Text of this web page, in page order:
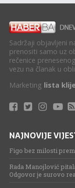
Sadržaji objavljeni
prenositi samo uz
rečenice
vezu na članak u
Marketing lista
NAJNOVIJE
Figo bez milosti
Rada Manojlović
Odgovor je surovo